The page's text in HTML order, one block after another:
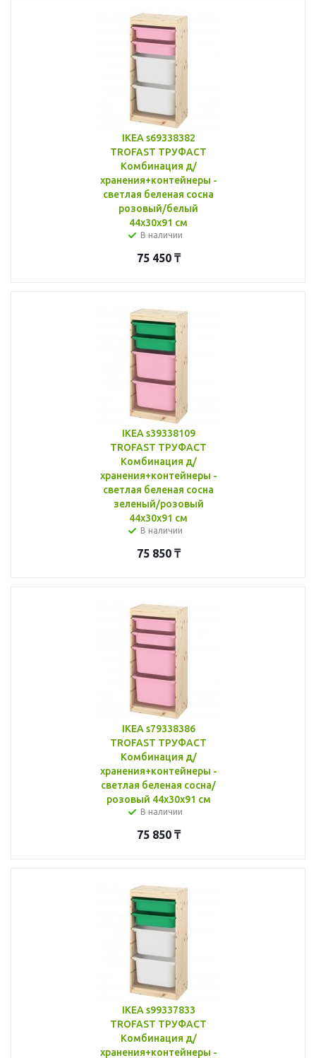
IKEA s69338382
TROFAST ТРУФАСТ
Комбинация д/
хранения+контейнеры -
светлая беленая сосна
розовый/белый
44x30x91 см
В наличии
75 450₸
IKEA s39338109
TROFAST ТРУФАСТ
Комбинация д/
хранения+контейнеры -
светлая беленая сосна
зеленый/розовый
44x30x91 см
В наличии
75 850₸
IKEA s79338386
TROFAST ТРУФАСТ
Комбинация д/
хранения+контейнеры -
светлая беленая сосна/
розовый 44x30x91 см
В наличии
75 850₸
IKEA s99337833
TROFAST ТРУФАСТ
Комбинация д/
хранения+контейнеры -